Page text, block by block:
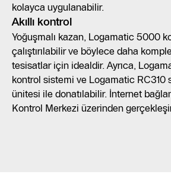
kolayca uygulanabilir.
Akıllı kontrol
Yoğuşmalı kazan, Logamatic 5000
çalıştırılabilir ve böylece daha
tesisatlar için idealdir. Ayrıca,
kontrol sistemi ve Logamatic RC310
ünitesi ile donatılabilir. İnternet
Kontrol Merkezi üzerinden